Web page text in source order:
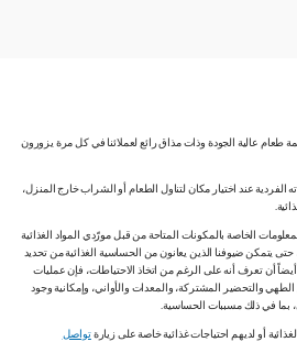
طعام عالية الجودة وذات مذاق رائع لعملائنا في كل مرة يزورون
الفردية عند اختيار مكان لتناول الطعام أو الشراب خارج المنزل،
الخاصة بالمكونات المتاحة من قبل مورّدي المواد الغذائية
حتى يتمكن ضيوفنا الذين يعانون من الحساسية الغذائية من تحديد
أن تعرف أنه على الرغم من اتخاذ الاحتياطات، فإن عمليات
والتحضير المشتركة، والمعدات والأواني، وإمكانية وجود
بما في ذلك مسببات الحساسية.
أو لديهم احتياجات غذائية خاصة على زيارةتواصل